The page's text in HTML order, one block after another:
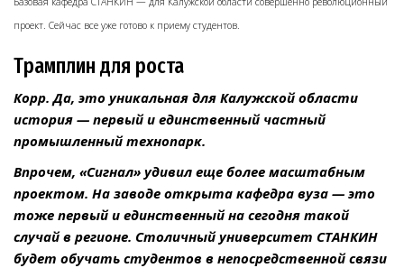
проект. Сейчас все уже готово к приему студентов.
Трамплин для роста
Корр. Да, это уникальная для Калужской области
история — первый и единственный частный
промышленный технопарк.
Впрочем, «Сигнал» удивил еще более масштабным
проектом. На заводе открыта кафедра вуза — это
тоже первый и единственный на сегодня такой
случай в регионе. Столичный университет СТАНКИН
будет обучать студентов в непосредственной связи